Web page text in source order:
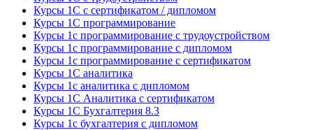
Курсы 1С с сертификатом / дипломом
Курсы 1С программирование
Курсы 1с программирование с трудоустройством
Курсы 1с программирование с дипломом
Курсы 1с программирование с сертификатом
Курсы 1С аналитика
Курсы 1с аналитика с дипломом
Курсы 1С Аналитика с сертификатом
Курсы 1С Бухгалтерия 8.3
Курсы 1с бухгалтерия с дипломом